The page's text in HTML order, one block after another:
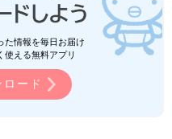
た情報を毎日お届け
使える無料アプリ
ード